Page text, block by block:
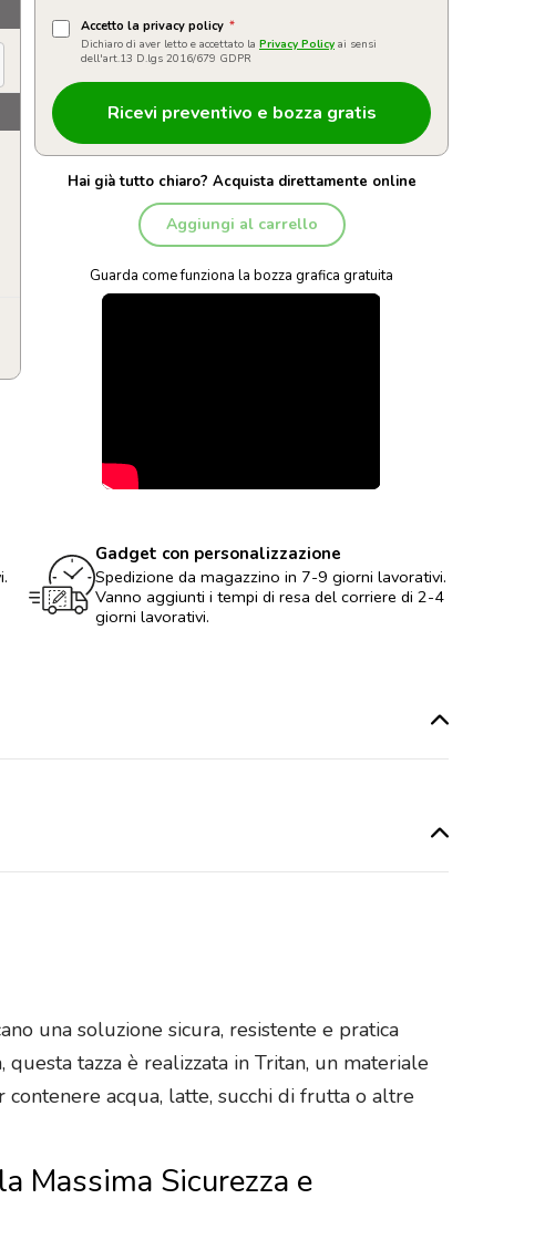
Accetto la privacy policy *
Dichiaro di aver letto e accettato la Privacy Policy ai sensi
dell'art.13 D.lgs 2016/679 GDPR
Hai già tutto chiaro? Acquista direttamente online
Aggiungi al carrello
Guarda come funziona la bozza grafica gratuita
Gadget con personalizzazione
Spedizione da magazzino in 7-9 giorni lavorativi.
Vanno aggiunti i tempi di resa del corriere di 2-4
giorni lavorativi.
una soluzione sicura, resistente e pratica
tazza è realizzata in Tritan, un materiale
acqua, latte, succhi di frutta o altre
Massima Sicurezza e